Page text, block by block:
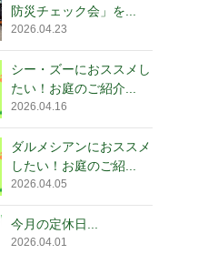
防災チェック会」を...
2026.04.23
シー・ズーにおススメし
たい！お庭のご紹介...
2026.04.16
ダルメシアンにおススメ
したい！お庭のご紹...
2026.04.05
今月の定休日...
2026.04.01